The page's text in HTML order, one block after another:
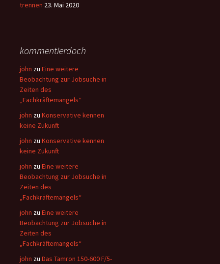
trennen 23. Mai 2020
kommentierdoch
john zu Eine weitere
Beobachtung zur Jobsuche in
Zeiten des
„Fachkräftemangels“
john zu Konservative kennen
keine Zukunft
john zu Konservative kennen
keine Zukunft
john zu Eine weitere
Beobachtung zur Jobsuche in
Zeiten des
„Fachkräftemangels“
john zu Eine weitere
Beobachtung zur Jobsuche in
Zeiten des
„Fachkräftemangels“
john zu Das Tamron 150-600 F/5-